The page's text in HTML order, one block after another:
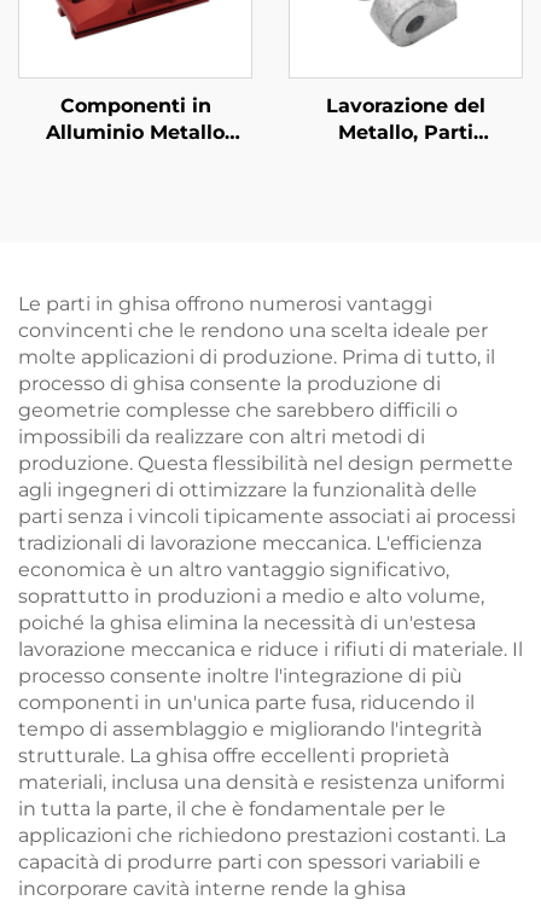
Componenti in
Alluminio Metallo
Lavorazione del
Metallo, Parti
Le parti in ghisa offrono numerosi vantaggi
convincenti che le rendono una scelta ideale per
molte applicazioni di produzione. Prima di tutto, il
processo di ghisa consente la produzione di
geometrie complesse che sarebbero difficili o
impossibili da realizzare con altri metodi di
produzione. Questa flessibilità nel design permette
agli ingegneri di ottimizzare la funzionalità delle
parti senza i vincoli tipicamente associati ai processi
tradizionali di lavorazione meccanica. L'efficienza
economica è un altro vantaggio significativo,
soprattutto in produzioni a medio e alto volume,
poiché la ghisa elimina la necessità di un'estesa
lavorazione meccanica e riduce i rifiuti di materiale. Il
processo consente inoltre l'integrazione di più
componenti in un'unica parte fusa, riducendo il
tempo di assemblaggio e migliorando l'integrità
strutturale. La ghisa offre eccellenti proprietà
materiali, inclusa una densità e resistenza uniformi
in tutta la parte, il che è fondamentale per le
applicazioni che richiedono prestazioni costanti. La
capacità di produrre parti con spessori variabili e
incorporare cavità interne rende la ghisa